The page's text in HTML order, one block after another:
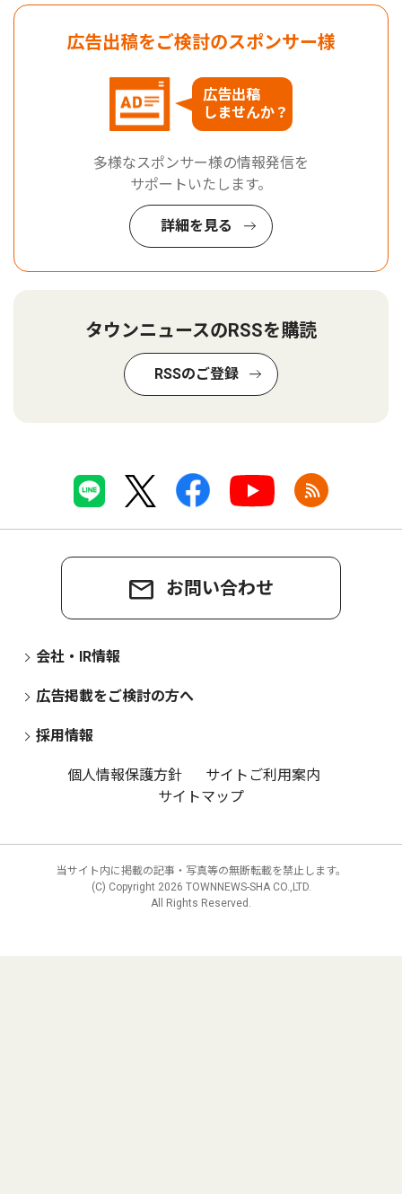
広告出稿をご検討のスポンサー様
広告出稿
しませんか？
多様なスポンサー様の情報発信を
サポートいたします。
詳細を見る
タウンニュースのRSSを購読
RSSのご登録
お問い合わせ
会社・IR情報
広告掲載をご検討の方へ
採用情報
個人情報保護方針
サイトご利用案内
サイトマップ
当サイト内に掲載の記事・写真等の無断転載を禁止します。
(C) Copyright 2026 TOWNNEWS-SHA CO.,LTD.
All Rights Reserved.